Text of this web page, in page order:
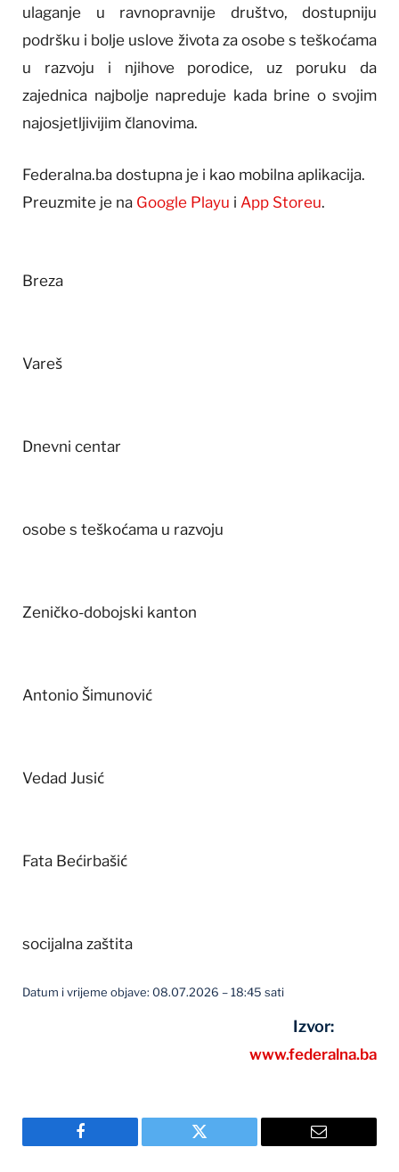
ulaganje u ravnopravnije društvo, dostupniju
podršku i bolje uslove života za osobe s teškoćama
u razvoju i njihove porodice, uz poruku da
zajednica najbolje napreduje kada brine o svojim
najosjetljivijim članovima.
Federalna.ba dostupna je i kao mobilna aplikacija.
Preuzmite je na Google Playu i App Storeu.
Breza
Vareš
Dnevni centar
osobe s teškoćama u razvoju
Zeničko-dobojski kanton
Antonio Šimunović
Vedad Jusić
Fata Bećirbašić
socijalna zaštita
Datum i vrijeme objave: 08.07.2026 – 18:45 sati
Izvor:
www.federalna.ba
Facebook Twitter Email